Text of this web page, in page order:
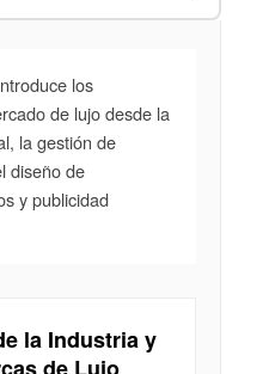
los
de lujo desde la
la gestión de
diseño de
y publicidad
la Industria y